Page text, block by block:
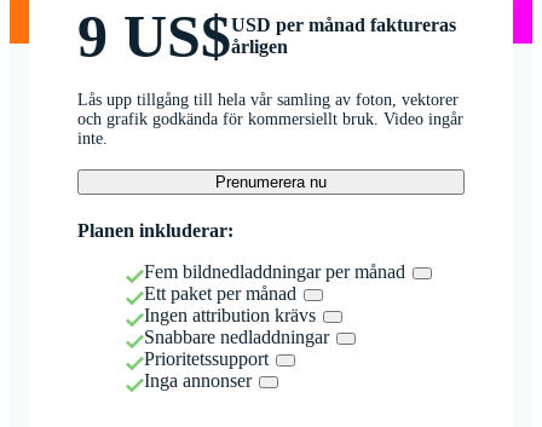
9 US$USD per månad faktureras
årligen
Lås upp tillgång till hela vår samling av foton, vektorer
och grafik godkända för kommersiellt bruk. Video ingår
inte.
Prenumerera nu
Planen inkluderar:
Fem bildnedladdningar per månad
Ett paket per månad
Ingen attribution krävs
Snabbare nedladdningar
Prioritetssupport
Inga annonser